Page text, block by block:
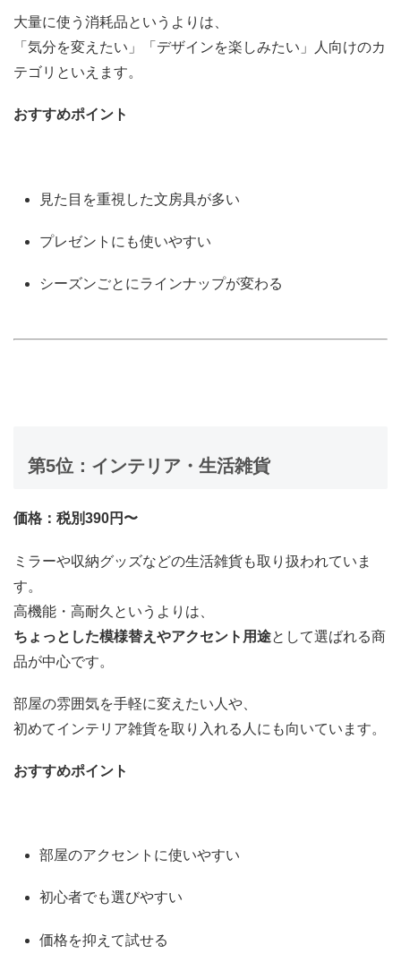
大量に使う消耗品というよりは、
「気分を変えたい」「デザインを楽しみたい」人向けのカ
テゴリといえます。
おすすめポイント
見た目を重視した文房具が多い
プレゼントにも使いやすい
シーズンごとにラインナップが変わる
第5位：インテリア・生活雑貨
価格：税別390円〜
ミラーや収納グッズなどの生活雑貨も取り扱われていま
す。
高機能・高耐久というよりは、
ちょっとした模様替えやアクセント用途として選ばれる商
品が中心です。
部屋の雰囲気を手軽に変えたい人や、
初めてインテリア雑貨を取り入れる人にも向いています。
おすすめポイント
部屋のアクセントに使いやすい
初心者でも選びやすい
価格を抑えて試せる